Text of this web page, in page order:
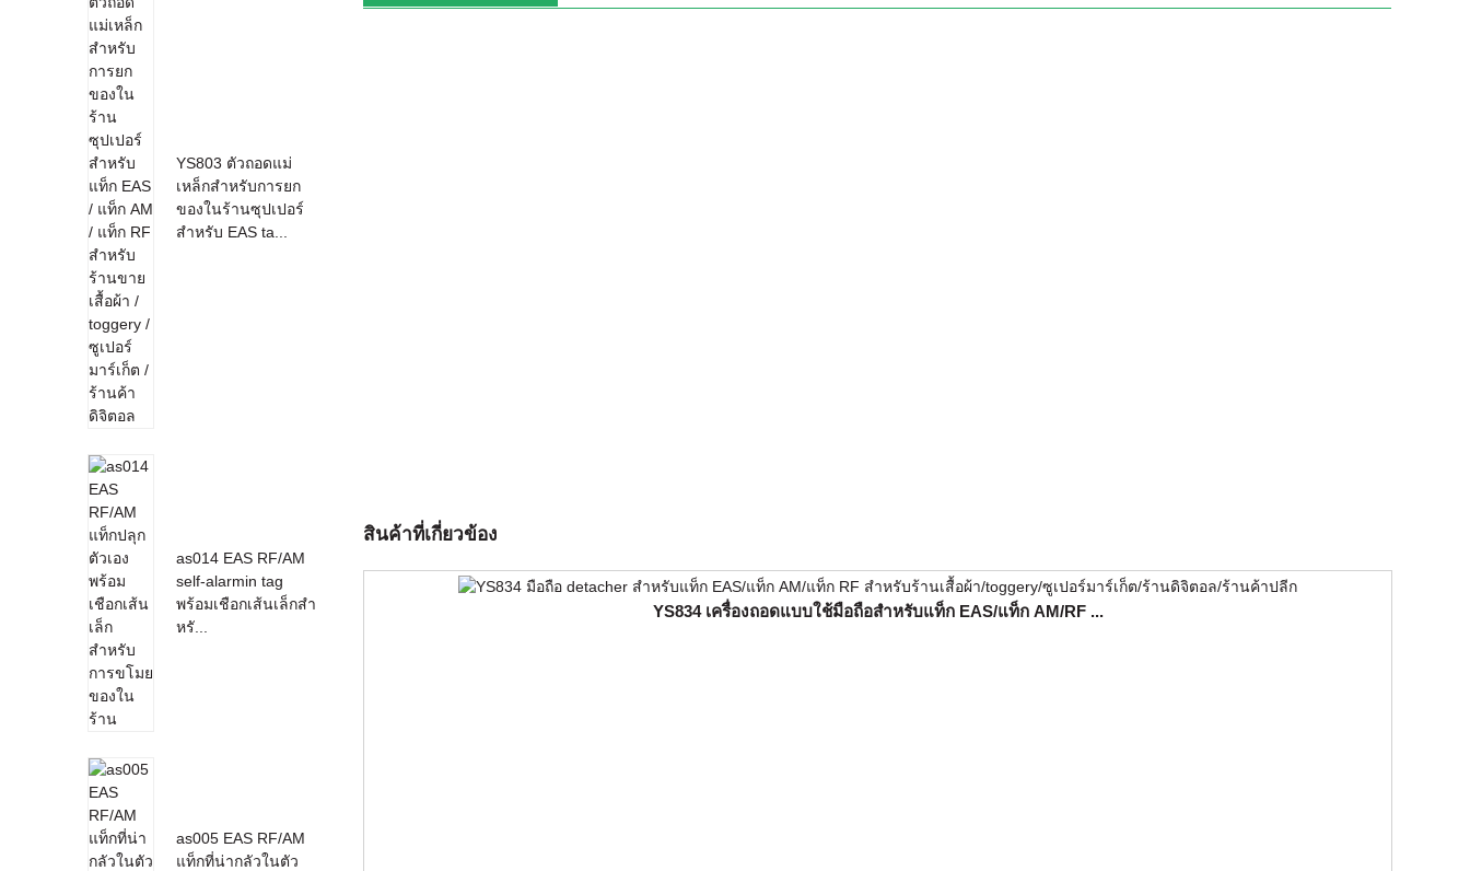
YS803 ตัวถอดแม่
เหล็กสำหรับการยก
ของในร้านซุปเปอร์
สำหรับ EAS ta...
as014 EAS RF/AM
self-alarmin tag
พร้อมเชือกเส้นเล็กสำ
หรั...
as005 EAS RF/AM
แท็กที่น่ากลัวในตัว
สินค้าที่เกี่ยวข้อง
YS834 เครื่องถอดแบบใช้มือถือสำหรับแท็ก EAS/แท็ก AM/RF ...